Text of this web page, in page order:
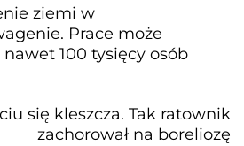
ziemi w
Prace może
100 tysięcy osób
się kleszcza. Tak ratownik
zachorował na boreliozę